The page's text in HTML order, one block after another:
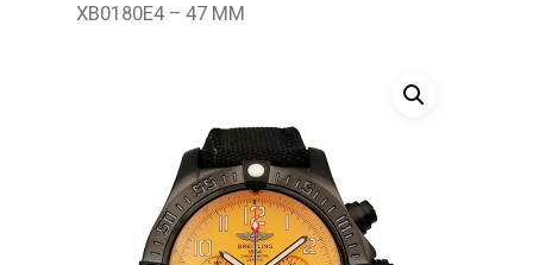
XB0180E4 – 47 MM